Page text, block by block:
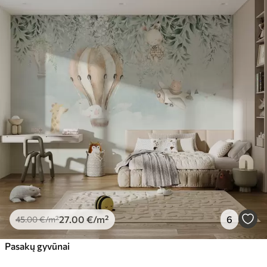
Standartas
45.00 27 .00 €/m²
Premiumas
/m²
Premium vinilas
65.0039.00€/m²
Peel and Stick
81.65 .99€/m²
45.00€/m²27 .00 €/m² 6
Pasakų gyvūnai